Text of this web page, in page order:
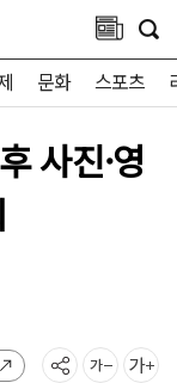
문화 스포츠
사진·영